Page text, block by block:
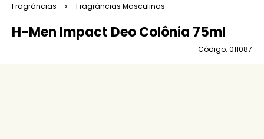
Fragrâncias Fragrâncias Masculinas
H-Men Impact Deo Colônia 75ml
Código: 011087